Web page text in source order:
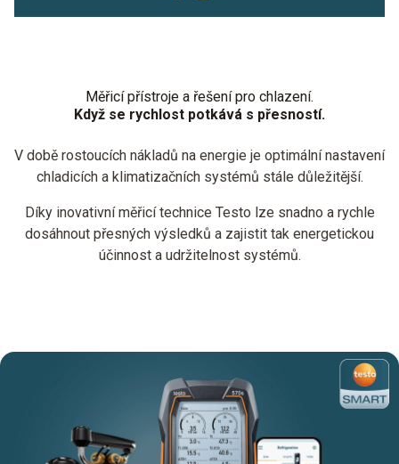
Měřicí přístroje a řešení pro chlazení.
Když se rychlost potkává s přesností.
V době rostoucích nákladů na energie je optimální nastavení
chladicích a klimatizačních systémů stále důležitější.
Díky inovativní měřicí technice Testo lze snadno a rychle
dosáhnout přesných výsledků a zajistit tak energetickou
účinnost a udržitelnost systémů.